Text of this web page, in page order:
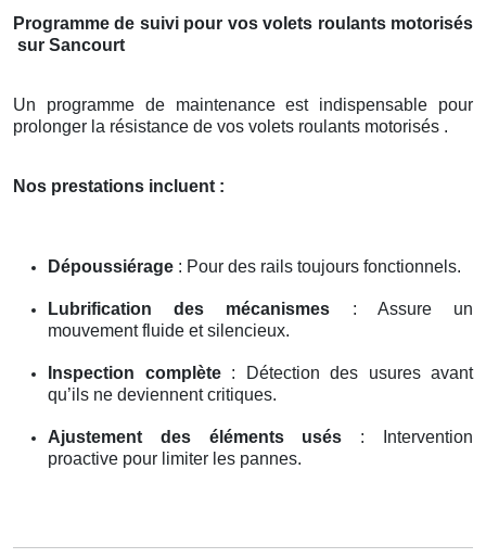
Programme de suivi pour vos volets roulants motorisés
sur Sancourt
Un programme de maintenance est indispensable pour
prolonger la résistance de vos volets roulants motorisés .
Nos prestations incluent :
Dépoussiérage : Pour des rails toujours fonctionnels.
Lubrification des mécanismes : Assure un
mouvement fluide et silencieux.
Inspection complète: Détection des usures avant
qu’ils ne deviennent critiques.
Ajustement des éléments usés : Intervention
proactive pour limiter les pannes.